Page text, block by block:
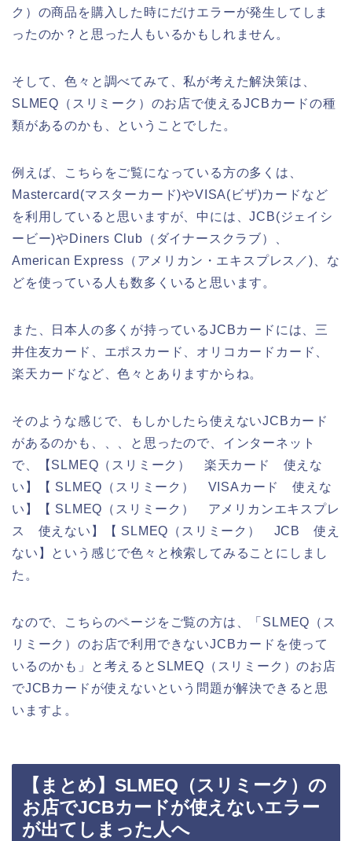
ク）の商品を購入した時にだけエラーが発生してしま
ったのか？と思った人もいるかもしれません。
そして、色々と調べてみて、私が考えた解決策は、
SLMEQ（スリミーク）のお店で使えるJCBカードの種
類があるのかも、ということでした。
例えば、こちらをご覧になっている方の多くは、
Mastercard(マスターカード)やVISA(ビザ)カードなど
を利用していると思いますが、中には、JCB(ジェイシ
ービー)やDiners Club（ダイナースクラブ）、
American Express（アメリカン・エキスプレス／)、な
どを使っている人も数多くいると思います。
また、日本人の多くが持っているJCBカードには、三
井住友カード、エポスカード、オリコカードカード、
楽天カードなど、色々とありますからね。
そのような感じで、もしかしたら使えないJCBカード
があるのかも、、、と思ったので、インターネット
で、【SLMEQ（スリミーク） 楽天カード 使えな
い】【 SLMEQ（スリミーク） VISAカード 使えな
い】【 SLMEQ（スリミーク） アメリカンエキスプレ
ス 使えない】【 SLMEQ（スリミーク） JCB 使え
ない】という感じで色々と検索してみることにしまし
た。
なので、こちらのページをご覧の方は、「SLMEQ（ス
リミーク）のお店で利用できないJCBカードを使って
いるのかも」と考えるとSLMEQ（スリミーク）のお店
でJCBカードが使えないという問題が解決できると思
いますよ。
【まとめ】SLMEQ（スリミーク）の
お店でJCBカードが使えないエラー
が出てしまった人へ